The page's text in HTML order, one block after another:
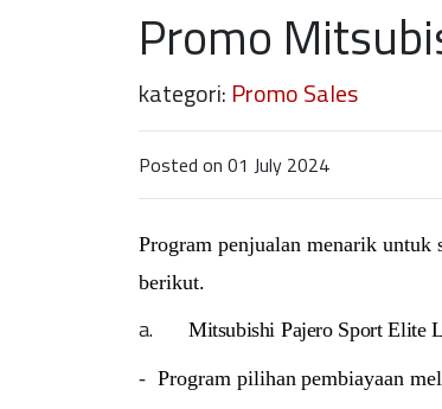
Promo
kategori: Promo Sales
Posted on 01 July 2024
Program penjualan menarik
berikut.
a. Mitsubishi Pajero Sport Elite
- Program pilihan pembiayaan